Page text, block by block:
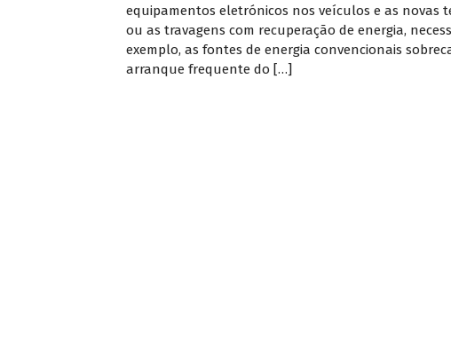
equipamentos eletrónicos nos veículos e as novas
ou as travagens com recuperação de energia,
exemplo, as fontes de energia convencionais
arranque frequente do […]